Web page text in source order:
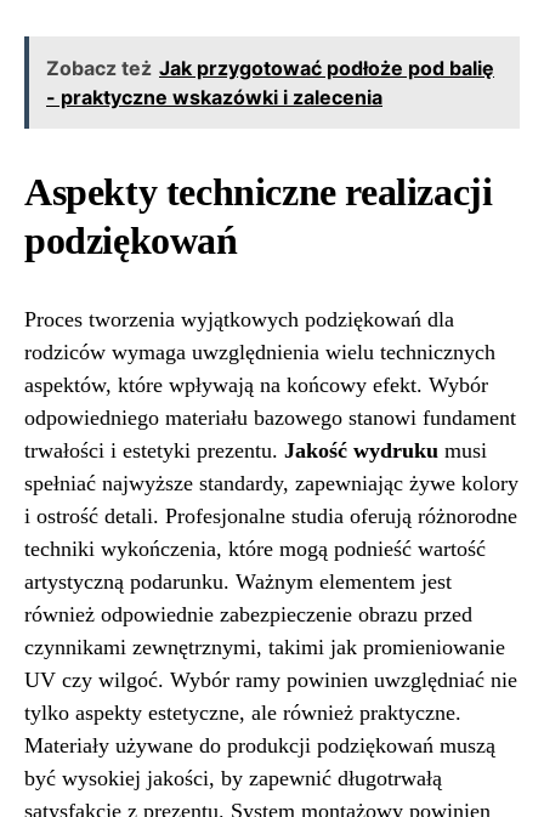
Zobacz też Jak przygotować podłoże pod balię
- praktyczne wskazówki i zalecenia
Aspekty techniczne realizacji
podziękowań
Proces tworzenia wyjątkowych podziękowań dla
rodziców wymaga uwzględnienia wielu technicznych
aspektów, które wpływają na końcowy efekt. Wybór
odpowiedniego materiału bazowego stanowi fundament
trwałości i estetyki prezentu. Jakość wydruku musi
spełniać najwyższe standardy, zapewniając żywe kolory
i ostrość detali. Profesjonalne studia oferują różnorodne
techniki wykończenia, które mogą podnieść wartość
artystyczną podarunku. Ważnym elementem jest
również odpowiednie zabezpieczenie obrazu przed
czynnikami zewnętrznymi, takimi jak promieniowanie
UV czy wilgoć. Wybór ramy powinien uwzględniać nie
tylko aspekty estetyczne, ale również praktyczne.
Materiały używane do produkcji podziękowań muszą
być wysokiej jakości, by zapewnić długotrwałą
satysfakcję z prezentu. System montażowy powinien